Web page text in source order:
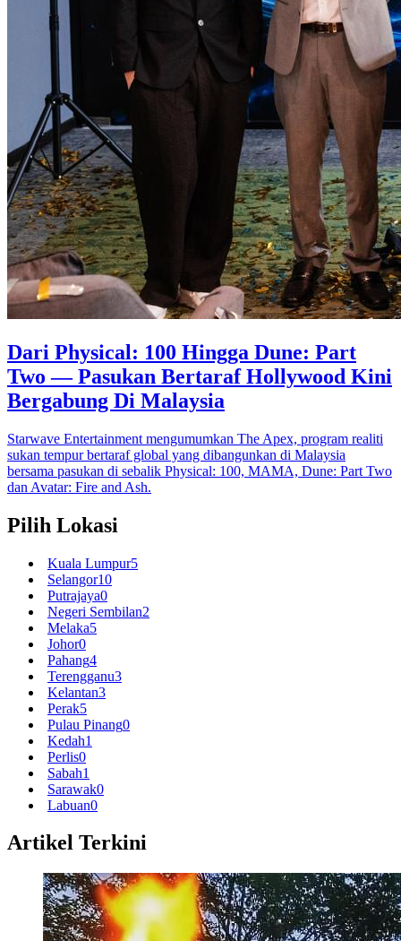
Dari Physical: 100 Hingga Dune: Part
Two — Pasukan Bertaraf Hollywood Kini
Bergabung Di Malaysia
Starwave Entertainment mengumumkan The Apex, program realiti
sukan tempur bertaraf global yang dibangunkan di Malaysia
bersama pasukan di sebalik Physical: 100, MAMA, Dune: Part Two
dan Avatar: Fire and Ash.
Pilih Lokasi
Kuala Lumpur5
Selangor10
Putrajaya0
Negeri Sembilan2
Melaka5
Johor0
Pahang4
Terengganu3
Kelantan3
Perak5
Pulau Pinang0
Kedah1
Perlis0
Sabah1
Sarawak0
Labuan0
Artikel Terkini